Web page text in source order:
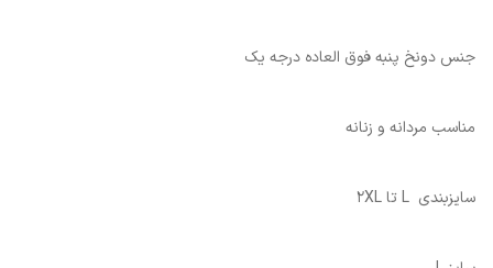
جنس دونخ پنبه فوق العاده درجه یک
مناسب مردانه و زنانه
سایزبندی L تا 2XL